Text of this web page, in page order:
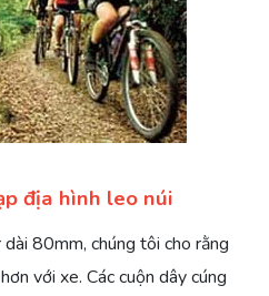
địa hình leo núi
80mm, chúng tôi cho rằng
với xe. Các cuộn dây cúng